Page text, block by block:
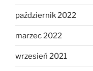
październik 2022
marzec 2022
wrzesień 2021